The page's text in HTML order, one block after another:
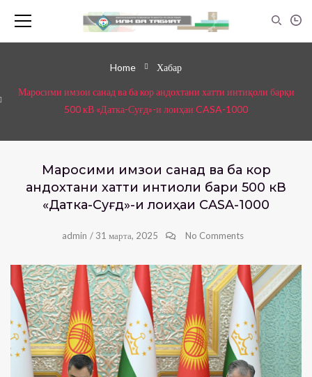
Home Хабар
Маросими имзои санад ва ба кор андохтани хатти интиқоли барқи
500 кВ «Датка-Суғд»-и лоиҳаи CASA-1000
Маросими имзои санад ва ба кор
андохтани хатти интиқоли барқи 500 кВ
«Датка-Суғд»-и лоиҳаи CASA-1000
admin / 31 марта, 2025 No Comments